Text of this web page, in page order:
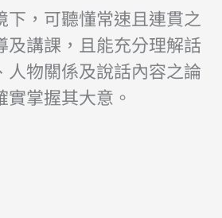
下，可聽懂常速且連貫之
及講課，且能充分理解話
人物關係及說話內容之論
掌握其大意。